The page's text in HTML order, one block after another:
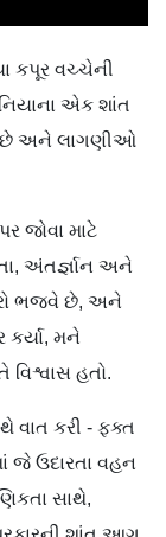
કપૂર વચ્ચેની
એક શાંત
છે અને લાગણીઓ
જોવા માટે
અંતર્જ્ઞાન અને
ભજવે છે, અને
મને
હતો.
વાત કરી - ફક્ત
જે ઉદારતા વહન
સાથે,